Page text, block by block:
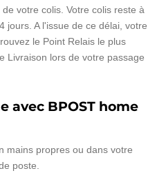
votre colis. Votre colis reste à
jours. A l'issue de ce délai, votre
le Point Relais le plus
Livraison lors de votre passage
avec BPOST home
mains propres ou dans votre
poste.